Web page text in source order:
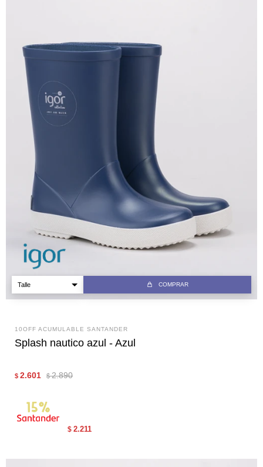
COMPRAR
10OFF ACUMULABLE SANTANDER
Splash nautico azul - Azul
$ 2.601 $ 2.890
$ 2.211